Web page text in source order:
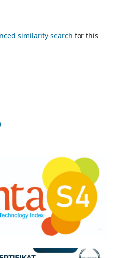
similarity search for this